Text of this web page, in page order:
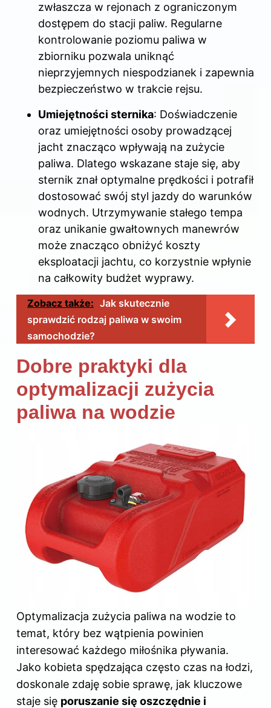
zwłaszcza w rejonach z ograniczonym
dostępem do stacji paliw. Regularne
kontrolowanie poziomu paliwa w
zbiorniku pozwala uniknąć
nieprzyjemnych niespodzianek i zapewnia
bezpieczeństwo w trakcie rejsu.
Umiejętności sternika: Doświadczenie
oraz umiejętności osoby prowadzącej
jacht znacząco wpływają na zużycie
paliwa. Dlatego wskazane staje się, aby
sternik znał optymalne prędkości i potrafił
dostosować swój styl jazdy do warunków
wodnych. Utrzymywanie stałego tempa
oraz unikanie gwałtownych manewrów
może znacząco obniżyć koszty
eksploatacji jachtu, co korzystnie wpłynie
na całkowity budżet wyprawy.
Zobacz także: Jak skutecznie
sprawdzić rodzaj paliwa w swoim
samochodzie?
Dobre praktyki dla
optymalizacji zużycia
paliwa na wodzie
Optymalizacja zużycia paliwa na wodzie to
temat, który bez wątpienia powinien
interesować każdego miłośnika pływania.
Jako kobieta spędzająca często czas na łodzi,
doskonale zdaję sobie sprawę, jak kluczowe
staje się poruszanie się oszczędnie i